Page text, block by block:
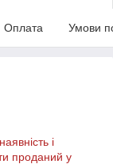
Оплата Умови
і
проданий у